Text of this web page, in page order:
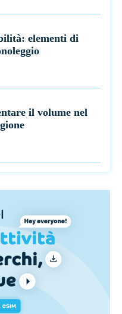
elementi di
il volume nel